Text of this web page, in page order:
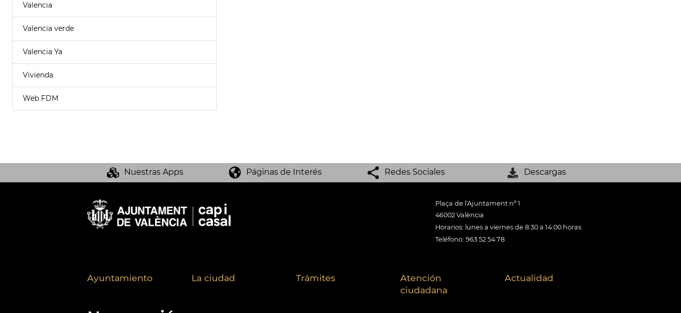
Valencia
Valencia verde
Valencia Ya
Vivienda
Web FDM
Nuestras Apps Páginas de Interés Redes Sociales Descargas
Plaça de l'Ajuntament nº 1
46002 València
Horarios: lunes a viernes de 8:30 a 14:00 horas
Teléfono: 963 52 54 78
Ayuntamiento La ciudad Trámites
Atención
ciudadana
Actualidad